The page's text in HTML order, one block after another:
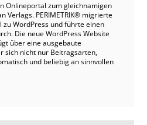
Onlineportal zum gleichnamigen
Verlags. PERIMETRIK® migrierte
zu WordPress und führte einen
Die neue WordPress Website
über eine ausgebaute
sich nicht nur Beitragsarten,
und beliebig an sinnvollen